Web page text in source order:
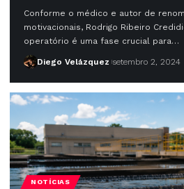
Conforme o médico e autor de
motivacionais, Rodrigo Ribeiro
operatório é uma fase crucial para…
Diego Velázquez setembro 2, 2024
NOTÍCIAS